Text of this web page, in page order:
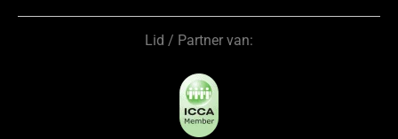
Lid / Partner van: